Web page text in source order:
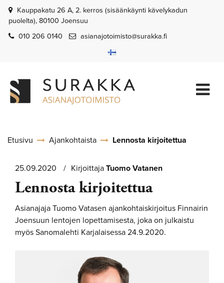
Siirry pääsisältöön
Kauppakatu 26 A, 2. kerros (sisäänkäynti kävelykadun
puolelta), 80100 Joensuu
010 206 0140
asianajotoimisto@surakka.fi
Etusivu Ajankohtaista Lennosta kirjoitettua
25.09.2020 Kirjoittaja Tuomo Vatanen
Lennosta kirjoitettua
Asianajaja Tuomo Vatasen ajankohtaiskirjoitus Finnairin
Joensuun lentojen lopettamisesta, joka on julkaistu
myös Sanomalehti Karjalaisessa 24.9.2020.